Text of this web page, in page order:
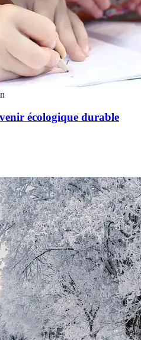
écologique durable